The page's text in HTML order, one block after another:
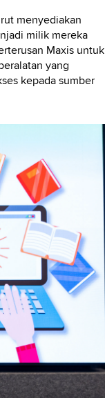
menyediakan
milik mereka
Maxis untuk
yang
kepada sumber